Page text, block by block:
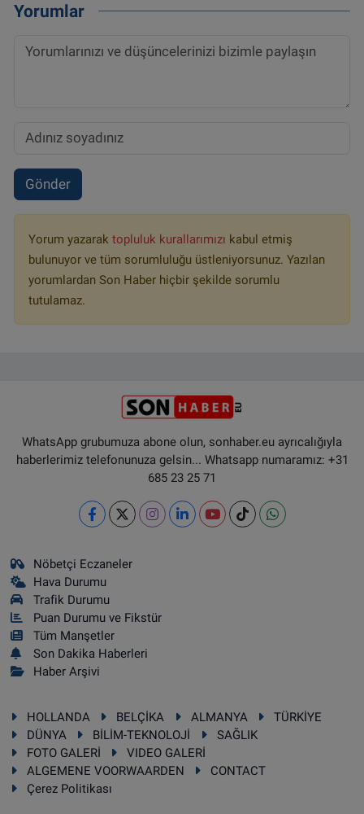
Yorumlar
Gönder
Yorum yazarak topluluk kurallarımızı kabul etmiş
bulunuyor ve tüm sorumluluğu üstleniyorsunuz. Yazılan
yorumlardan Son Haber hiçbir şekilde sorumlu
tutulamaz.
WhatsApp grubumuza abone olun, sonhaber.eu ayrıcalığıyla
haberlerimiz telefonunuza gelsin... Whatsapp numaramız: +31
685 23 25 71
Nöbetçi Eczaneler
Hava Durumu
Trafik Durumu
Puan Durumu ve Fikstür
Tüm Manşetler
Son Dakika Haberleri
Haber Arşivi
HOLLANDA BELÇİKA ALMANYA
TÜRKİYE
DÜNYA
BİLİM-TEKNOLOJİ
SAĞLIK
FOTO GALERİ
VIDEO GALERİ
ALGEMENE VOORWAARDEN
CONTACT
Çerez Politikası